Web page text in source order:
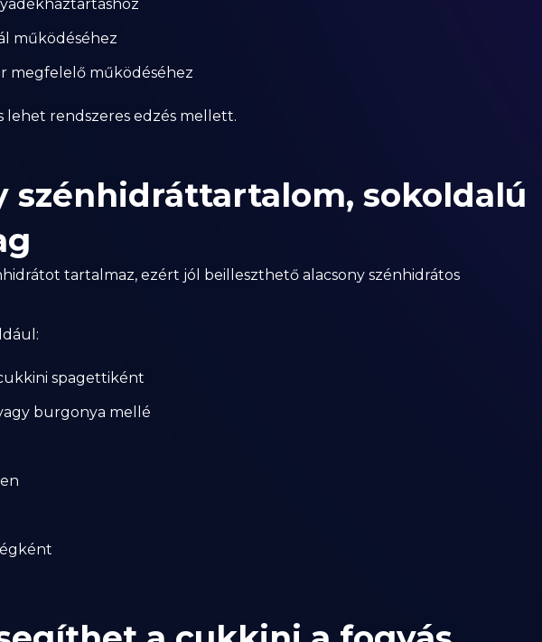
működéséhez
megfelelő működéséhez
lehet rendszeres edzés mellett.
szénhidráttartalom, sokoldalú
tartalmaz, ezért jól beilleszthető alacsony szénhidrátos
spagettiként
burgonya mellé